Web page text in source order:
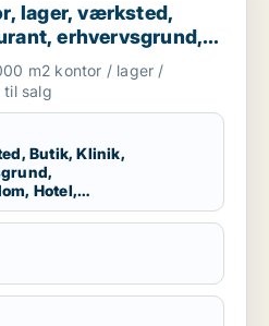
lager, værksted,
erhvervsgrund,
hotel,
garage til salg i
eller Allerød m.fl.
m2 kontor / lager /
salg
Butik, Klinik,
Hotel,